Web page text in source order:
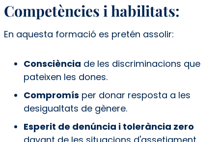
Competències i habilitats:
En aquesta formació es pretén assolir:
Consciència de les discriminacions que
pateixen les dones.
Compromís per donar resposta a les
desigualtats de gènere.
Esperit de denúncia i tolerància zero